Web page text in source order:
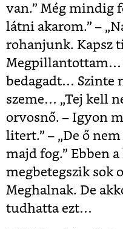
van.” Még mindig
látni akarom.” –
rohanjunk. Kapsz
Megpillantottam…
bedagadt… Szinte
szeme… „Tej kell
orvosnő. – Igyon
litert.” – „De ő
majd fog.” Ebben
megbetegszik sok
Meghalnak. De
tudhatta ezt…